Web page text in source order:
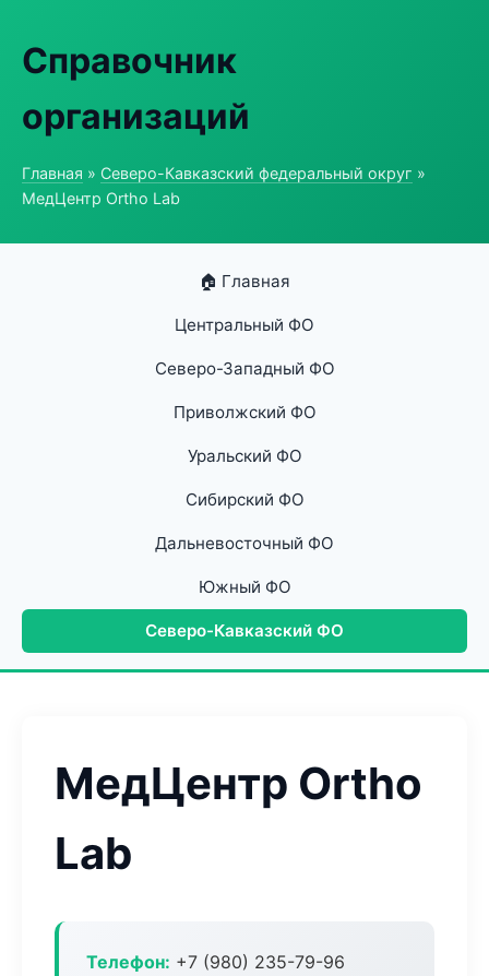
Справочник
организаций
Главная » Северо-Кавказский федеральный округ »
МедЦентр Ortho Lab
🏠 Главная
Центральный ФО
Северо-Западный ФО
Приволжский ФО
Уральский ФО
Сибирский ФО
Дальневосточный ФО
Южный ФО
Северо-Кавказский ФО
МедЦентр Ortho
Lab
Телефон: +7 (980) 235-79-96